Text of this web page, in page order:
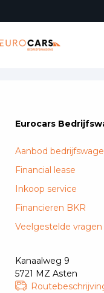
Eurocars
Aanbod
Financial lease
Inkoop service
Financieren BKR
Veelgestelde vragen
Kanaalweg 9
5721 MZ Asten